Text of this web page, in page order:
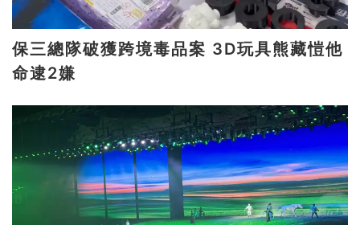
保三總隊破獲跨境毒品案 3D玩具熊藏愷他
命逮2嫌